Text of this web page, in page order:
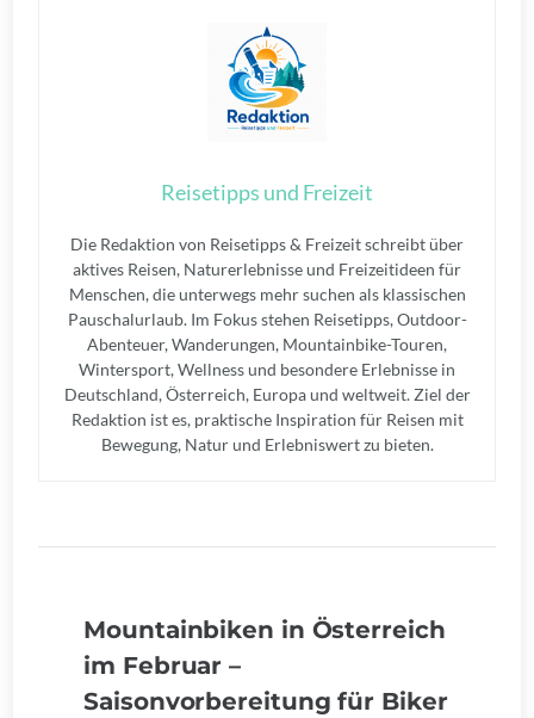
Reisetipps und Freizeit
Die Redaktion von Reisetipps & Freizeit schreibt über
aktives Reisen, Naturerlebnisse und Freizeitideen für
Menschen, die unterwegs mehr suchen als klassischen
Pauschalurlaub. Im Fokus stehen Reisetipps, Outdoor-
Abenteuer, Wanderungen, Mountainbike-Touren,
Wintersport, Wellness und besondere Erlebnisse in
Deutschland, Österreich, Europa und weltweit. Ziel der
Redaktion ist es, praktische Inspiration für Reisen mit
Bewegung, Natur und Erlebniswert zu bieten.
Mountainbiken in Österreich
im Februar –
Saisonvorbereitung für Biker